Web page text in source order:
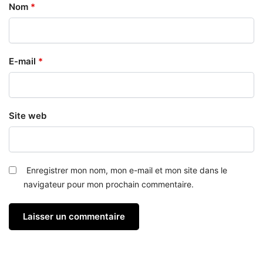
Nom *
E-mail *
Site web
Enregistrer mon nom, mon e-mail et mon site dans le
navigateur pour mon prochain commentaire.